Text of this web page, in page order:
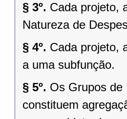
§ 3º. Cada projeto,
Natureza de
§ 4º. Cada projeto,
a uma subfunção.
§ 5º. Os Grupos de
constituem